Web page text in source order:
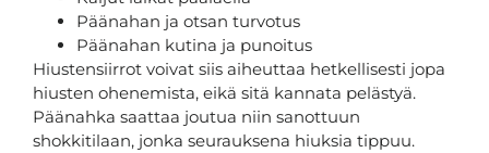
Päänahan ja otsan turvotus
Päänahan kutina ja punoitus
Hiustensiirrot voivat siis aiheuttaa hetkellisesti jopa
hiusten ohenemista, eikä sitä kannata pelästyä.
Päänahka saattaa joutua niin sanottuun
shokkitilaan, jonka seurauksena hiuksia tippuu.